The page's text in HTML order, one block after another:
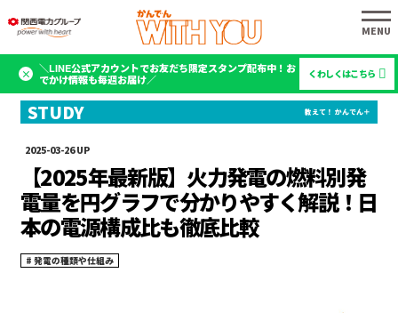
＼LINE公式アカウントでお友だち限定スタンプ配布中！お
でかけ情報も毎週お届け／
くわしくはこちら
2025-03-26
【2025年最新版】火力発電の燃料別発
電量を円グラフで分かりやすく解説！日
本の電源構成比も徹底比較
発電の種類や仕組み